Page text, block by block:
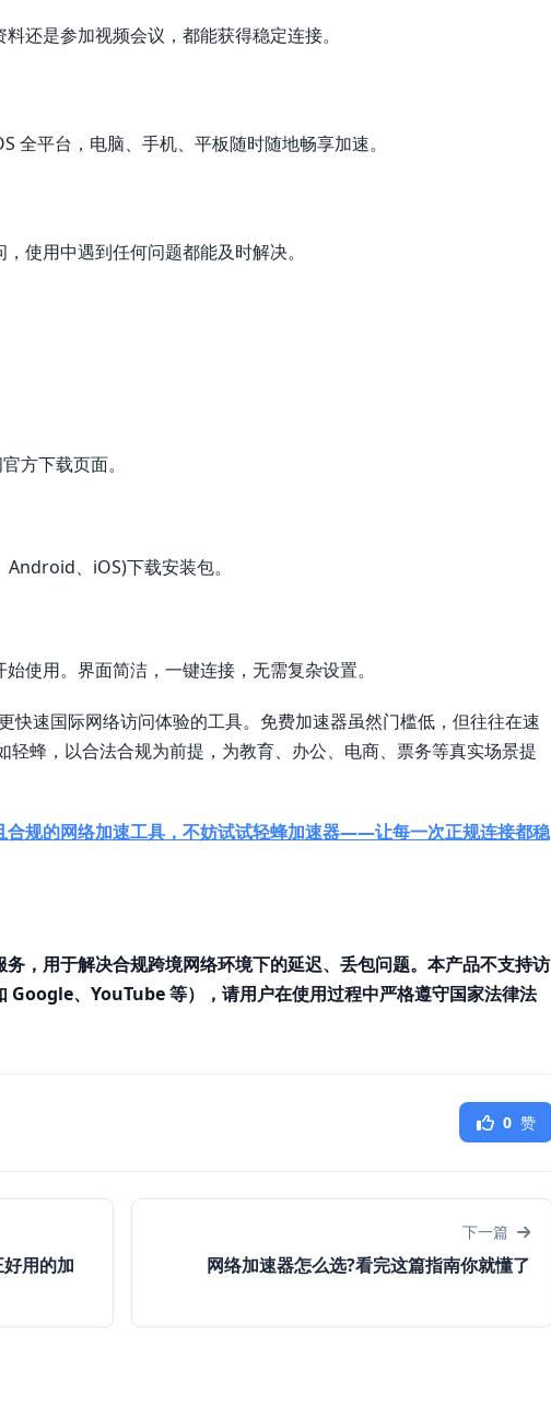
还是参加视频会议，都能获得稳定连接。
平台，电脑、手机、平板随时随地畅享加速。
使用中遇到任何问题都能及时解决。
方下载页面。
、iOS)下载安装包。
使用。界面简洁，一键连接，无需复杂设置。
快速国际网络访问体验的工具。免费加速器虽然门槛低，但往往在速
轻蜂，以合法合规为前提，为教育、办公、电商、票务等真实场景提
合规的网络加速工具，不妨试试轻蜂加速器——让每一次正规连接都稳
，用于解决合规跨境网络环境下的延迟、丢包问题。本产品不支持访
Google、YouTube 等），请用户在使用过程中严格遵守国家法律法
0 赞
用的加
下一篇
网络加速器怎么选?看完这篇指南你就懂了